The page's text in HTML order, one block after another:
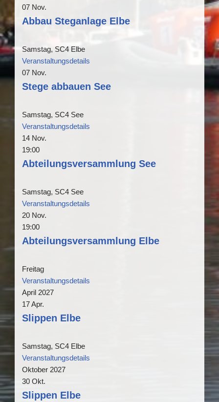
07 Nov.
Abbau Steganlage Elbe
Samstag, SC4 Elbe
Veranstaltungsdetails
07 Nov.
Stege abbauen See
Samstag, SC4 See
Veranstaltungsdetails
14 Nov.
19:00
Abteilungsversammlung See
Samstag, SC4 See
Veranstaltungsdetails
20 Nov.
19:00
Abteilungsversammlung Elbe
Freitag
Veranstaltungsdetails
April 2027
17Apr.
Slippen Elbe
Samstag, SC4 Elbe
Veranstaltungsdetails
Oktober 2027
30 Okt.
Slippen Elbe